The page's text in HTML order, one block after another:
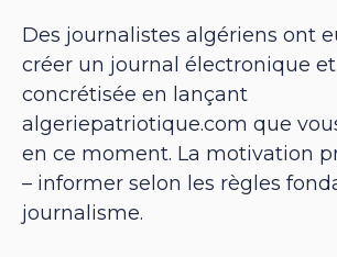
Des journalistes algériens ont
créer un journal électronique et
concrétisée en lançant
algeriepatriotique.com que
en ce moment. La motivation
– informer selon les règles
journalisme.